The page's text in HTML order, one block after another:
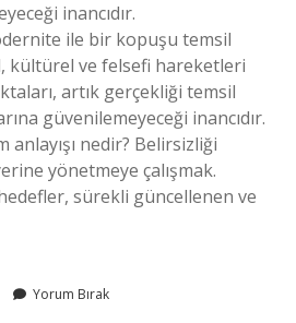
inancıdır.
ile bir kopuşu temsil
kültürel ve felsefi hareketleri
artık gerçekliği temsil
güvenilemeyeceği inancıdır.
nedir? Belirsizliği
yönetmeye çalışmak.
hedefler, sürekli güncellenen ve
Yorum Bırak